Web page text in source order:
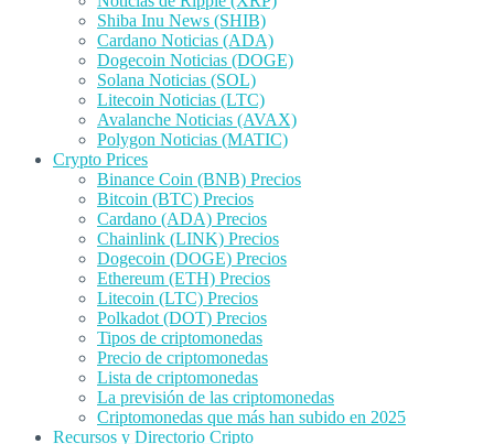
Shiba Inu News (SHIB)
Cardano Noticias (ADA)
Dogecoin Noticias (DOGE)
Solana Noticias (SOL)
Litecoin Noticias (LTC)
Avalanche Noticias (AVAX)
Polygon Noticias (MATIC)
Crypto Prices
Binance Coin (BNB) Precios
Bitcoin (BTC) Precios
Cardano (ADA) Precios
Chainlink (LINK) Precios
Dogecoin (DOGE) Precios
Ethereum (ETH) Precios
Litecoin (LTC) Precios
Polkadot (DOT) Precios
Tipos de criptomonedas
Precio de criptomonedas
Lista de criptomonedas
La previsión de las criptomonedas
Criptomonedas que más han subido en 2025
Recursos y Directorio Cripto